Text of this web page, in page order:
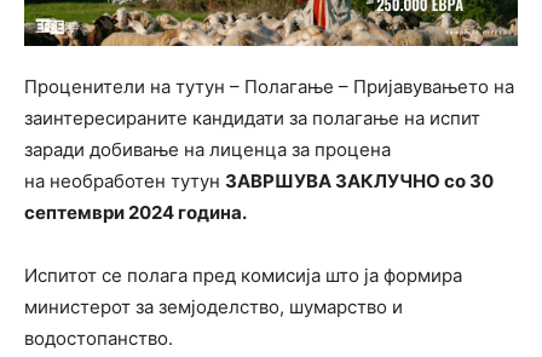
Проценители на тутун – Полагање – Пријавувањето на
заинтересираните кандидати за полагање на испит
заради добивање на лиценца за процена
на необработен тутун ЗАВРШУВА ЗАКЛУЧНО со 30
септември 2024 година.
Испитот се полага пред комисија што ја формира
министерот за земјоделство, шумарство и
водостопанство.